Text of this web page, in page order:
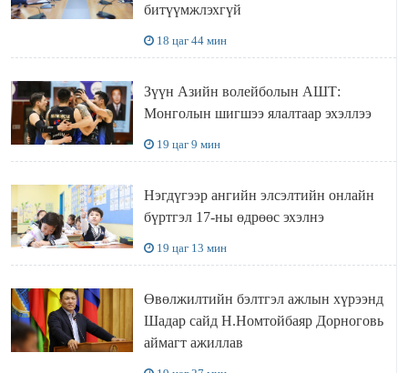
битүүмжлэхгүй
18 цаг 44 мин
Зүүн Азийн волейболын АШТ:
Монголын шигшээ ялалтаар эхэллээ
19 цаг 9 мин
Нэгдүгээр ангийн элсэлтийн онлайн
бүртгэл 17-ны өдрөөс эхэлнэ
19 цаг 13 мин
Өвөлжилтийн бэлтгэл ажлын хүрээнд
Шадар сайд Н.Номтойбаяр Дорноговь
аймагт ажиллав